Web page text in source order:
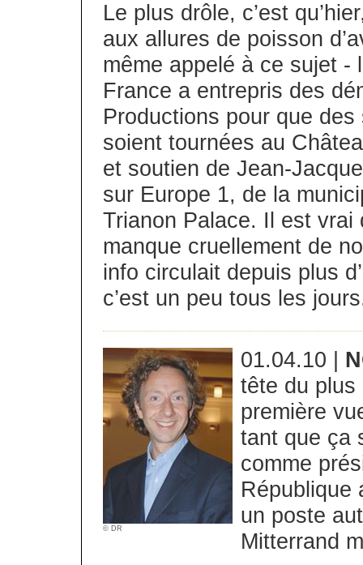
Le plus drôle, c’est
aux allures de poisson
même appelé à ce sujet -
France a entrepris des
Productions pour que
soient tournées au
et soutien de Jean-
sur Europe 1, de la
Trianon Palace. Il est vrai
manque cruellement de
info circulait depuis plus
c’est un peu tous les
© DR
01.04.10 |
tête du plus
première
tant que ça
comme
République
un poste
Mitterrand